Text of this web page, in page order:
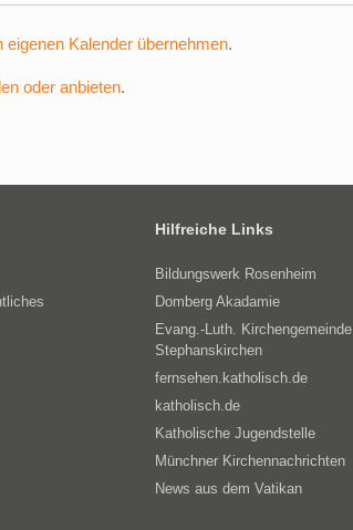
eigenen Kalender übernehmen.
oder anbieten.
Hilfreiche Links
Bildungswerk Rosenheim
Domberg Akadamie
Evang.-Luth. Kirchengemeinde
Stephanskirchen
fernsehen.katholisch.de
katholisch.de
Katholische Jugendstelle
Münchner Kirchennachrichten
News aus dem Vatikan